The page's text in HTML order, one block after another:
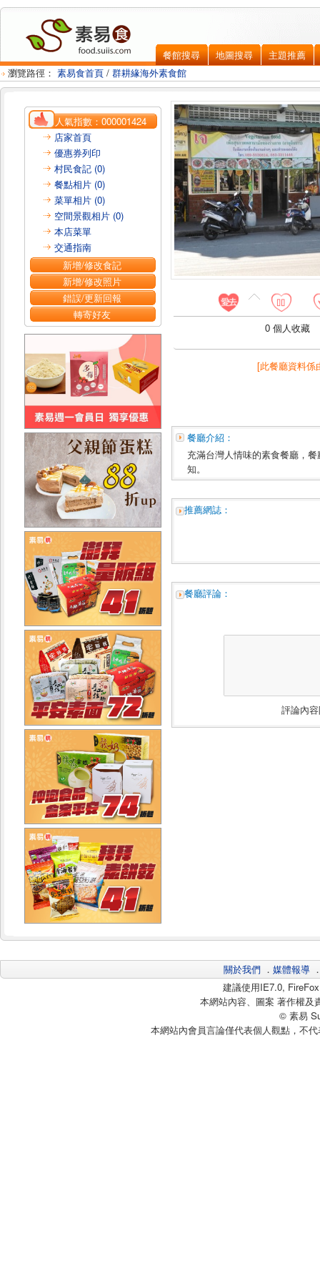
餐館搜尋 地圖搜尋
主題推薦
瀏覽路徑： 素易食首頁 / 群耕緣海外素食館
人氣指數：000001424
店家首頁
優惠券列印
村民食記 (0)
餐點相片 (0)
菜單相片 (0)
空間景觀相片 (0)
本店菜單
交通指南
新增/修改食記
新增/修改照片
錯誤/更新回報
轉寄好友
0 個人收藏
[此餐廳資料係
餐廳介紹：
充滿台灣人情味的素食餐廳，
知。
推薦網誌：
餐廳評論：
評論內
關於我們 ． 媒體報導
建議使用IE7.0,
本網站內容、圖案 著作權及
© 素易
本網站內會員言論僅代表個人觀點，不